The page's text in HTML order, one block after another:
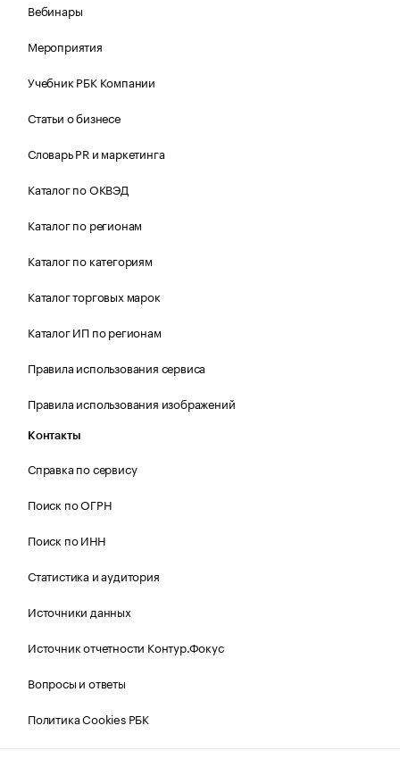
Вебинары
Мероприятия
Учебник РБК Компании
Статьи о бизнесе
Словарь PR и маркетинга
Каталог по ОКВЭД
Каталог по регионам
Каталог по категориям
Каталог торговых марок
Каталог ИП по регионам
Правила использования сервиса
Правила использования изображений
Контакты
Справка по сервису
Поиск по ОГРН
Поиск по ИНН
Статистика и аудитория
Источники данных
Источник отчетности Контур.Фокус
Вопросы и ответы
Политика Cookies РБК